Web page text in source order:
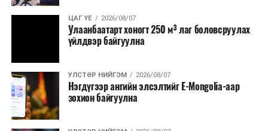
ЦАГ ҮЕ 2026/08/07
Улаанбаатарт хоногт 250 м³ лаг боловсруулах
үйлдвэр байгуулна
УЛСТӨР НИЙГЭМ 2026/08/07
Нэгдүгээр ангийн элсэлтийг E-Mongolia-аар
зохион байгуулна